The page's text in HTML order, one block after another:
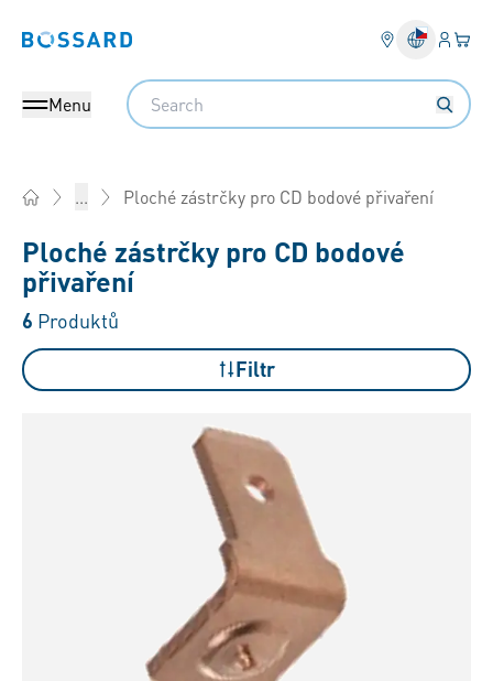
Bossard homepage Váš
Menu
Search
... Ploché zástrčky pro CD bodové přivaření
Ploché zástrčky pro CD bodové
přivaření
6 Produktů
Filtr